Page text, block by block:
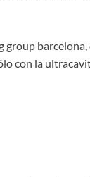
group
con la